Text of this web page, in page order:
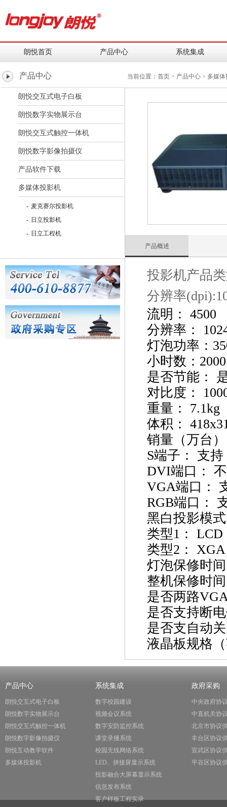
朗悦首页 产品中心 系统集成
产品中心
朗悦交互式电子白板
朗悦数字实物展示台
朗悦交互式触控一体机
朗悦数字影像拍摄仪
产品软件下载
多媒体投影机
- 麦克赛尔投影机
- 日立投影机
- 日立工程机
当前位置： 首页 > 产品中心 > 多媒
产品概述
投影机产品
分辨率
流明：
4500
分辨率：
灯泡功率：
小时数： 2000
是否节能：
对比度：
重量：
7.1kg
体积：
销量（万台
S端子：
支持
DVI端口：
VGA端口：
RGB端口：
黑白投影模
类型1 ：
LCD
类型2 ：
XGA
灯泡保修时
整机保修时
是否两路
是否支持断
是否支自动
液晶板规格
产品中心
朗悦交互式电子白板
朗悦数字实物展示台
朗悦交互式触控一体机
朗悦数字影像拍摄仪
朗悦互动教学软件
多媒体投影机
系统集成
数字校园建设
视频会议系统
数字安防监控系统
课堂录播系统
校园无线网络系统
LED、拼接屏显示系统
投影融合大屏幕显示系统
信息发布系统
客户样板工程实录
政府采购
中央政府协
中直机关协
北京市协议
丰台区协议
宣武区协议
平谷区协议